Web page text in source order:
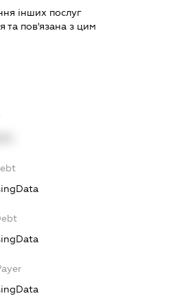
інших послуг
та пов'язана з цим